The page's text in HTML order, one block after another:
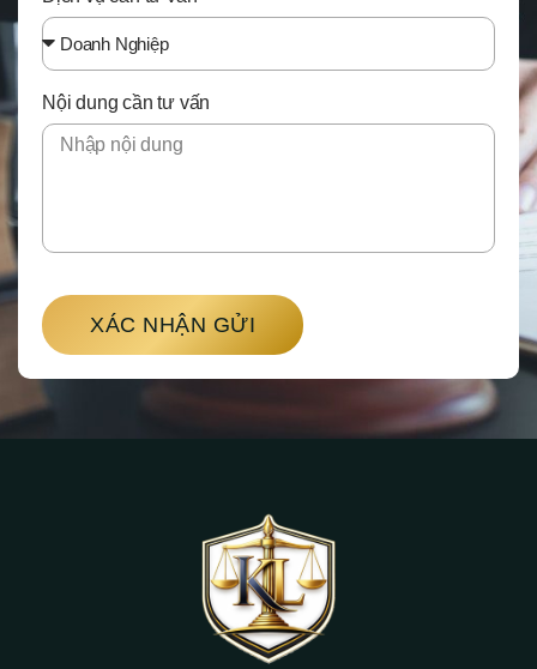
Nội dung cần tư vấn
XÁC NHẬN GỬI